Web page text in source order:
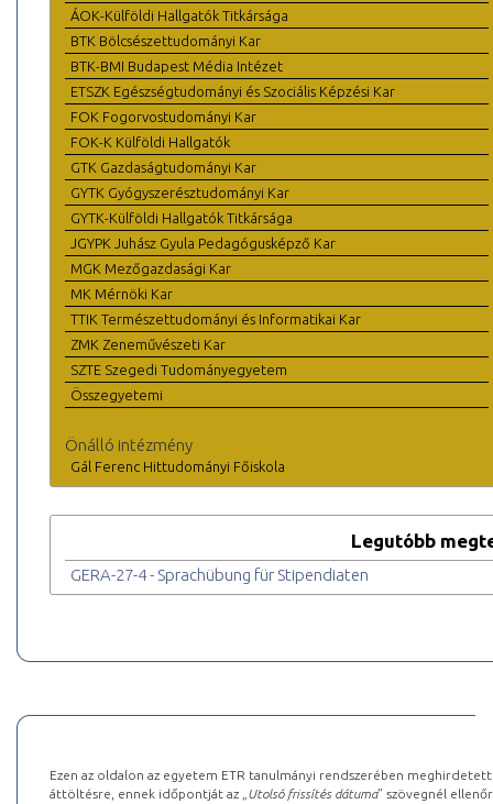
ÁOK-Külföldi Hallgatók Titkársága
BTK Bölcsészettudományi Kar
BTK-BMI Budapest Média Intézet
ETSZK Egészségtudományi és Szociális Képzési Kar
FOK Fogorvostudományi Kar
FOK-K Külföldi Hallgatók
GTK Gazdaságtudományi Kar
GYTK Gyógyszerésztudományi Kar
GYTK-Külföldi Hallgatók Titkársága
JGYPK Juhász Gyula Pedagógusképző Kar
MGK Mezőgazdasági Kar
MK Mérnöki Kar
TTIK Természettudományi és Informatikai Kar
ZMK Zeneművészeti Kar
SZTE Szegedi Tudományegyetem
Összegyetemi
Önálló intézmény
Gál Ferenc Hittudományi Főiskola
Legutóbb
GERA-27-4 - Sprachübung für Stipendiaten
Ezen az oldalon az egyetem ETR tanulmányi rendszerében
áttöltésre, ennek időpontját az „ Utolsó frissítés dátuma” szövegnél